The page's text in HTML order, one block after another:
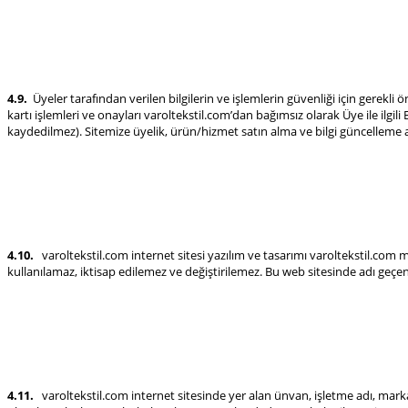
4.9. Üyeler tarafından verilen bilgilerin ve işlemlerin güvenliği için gerekli
kartı işlemleri ve onayları varoltekstil.com’dan bağımsız olarak Üye ile
kaydedilmez). Sitemize üyelik, ürün/hizmet satın alma ve bilgi
4.10. varoltekstil.com internet sitesi yazılım ve tasarımı
kullanılamaz, iktisap edilemez ve değiştirilemez. Bu web sitesinde adı
4.11. varoltekstil.com internet sitesinde yer alan ünvan, işletme adı,